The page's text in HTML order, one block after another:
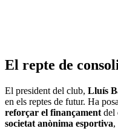
El repte de
El president del club, Lluís
en els reptes de futur. Ha
reforçar el finançament del
societat anònima esportiva,